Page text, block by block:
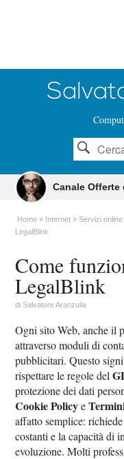
Canale Offerte
Home Internet Servizi online
LegalBlink
Come
LegalBlink
diSalvatore Aranzulla
Ogni sito Web, anche il
attraverso moduli di
pubblicitari. Questo
rispettare le regole del
protezione dei dati
Cookie Policye
affatto semplice:
costanti e la capacità di
evoluzione. Molti